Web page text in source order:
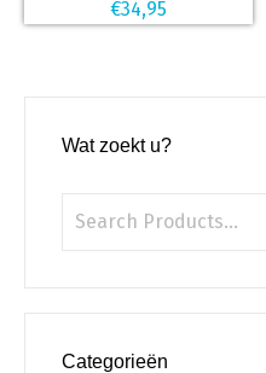
€34,95
Wat zoekt u?
Categorieën